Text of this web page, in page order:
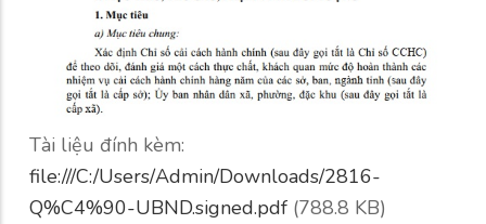
Tài liệu đính kèm:
file:///C:/Users/Admin/Downloads/2816-
Q%C4%90-UBND.signed.pdf (788.8 KB)